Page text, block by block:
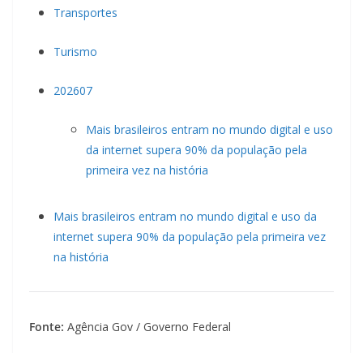
Transportes
Turismo
202607
Mais brasileiros entram no mundo digital e uso
da internet supera 90% da população pela
primeira vez na história
Mais brasileiros entram no mundo digital e uso da
internet supera 90% da população pela primeira vez
na história
Fonte: Agência Gov / Governo Federal